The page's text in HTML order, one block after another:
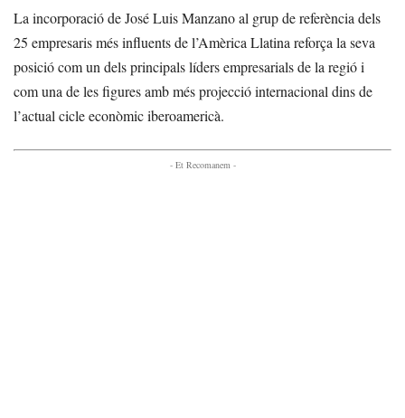
La incorporació de José Luis Manzano al grup de referència dels
25 empresaris més influents de l’Amèrica Llatina reforça la seva
posició com un dels principals líders empresarials de la regió i
com una de les figures amb més projecció internacional dins de
l’actual cicle econòmic iberoamericà.
- Et Recomanem -